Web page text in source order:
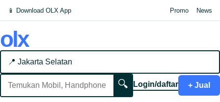
📱 Download OLX App Promo News
olx
📍 Jakarta Selatan
🔍 Login/daftar + Jual